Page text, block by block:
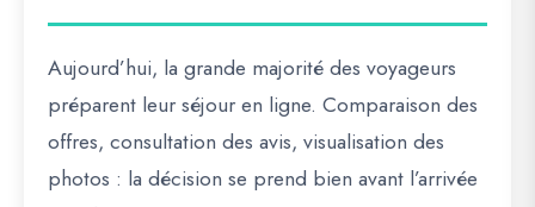
Aujourd’hui, la grande majorité des voyageurs
préparent leur séjour en ligne. Comparaison des
offres, consultation des avis, visualisation des
photos : la décision se prend bien avant l’arrivée